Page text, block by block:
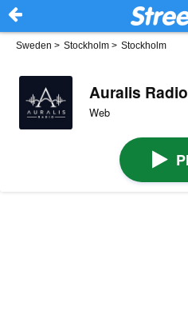
Sweden > Stockholm > Stockholm
Auralis Radio
Web